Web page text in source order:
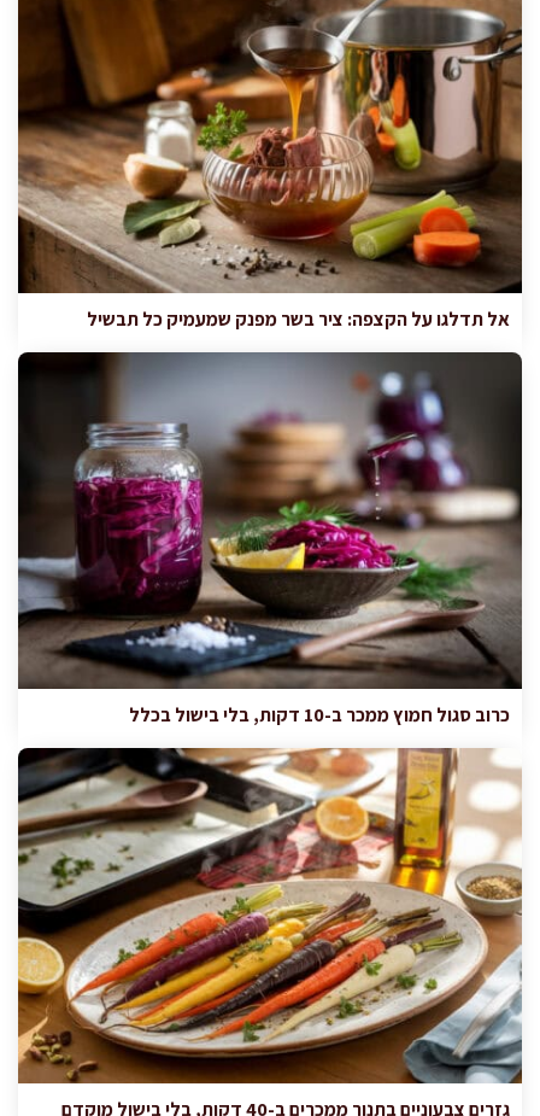
אל תדלגו על הקצפה: ציר בשר מפנק שמעמיק כל תבשיל
כרוב סגול חמוץ ממכר ב-10 דקות, בלי בישול בכלל
גזרים צבעוניים בתנור ממכרים ב-40 דקות, בלי בישול מוקדם